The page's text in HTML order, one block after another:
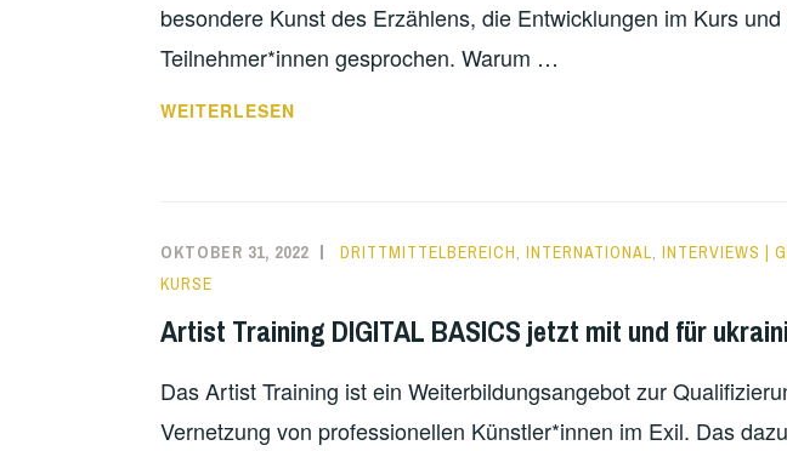
besondere Kunst des Erzählens, die Entwicklungen im Kurs
Teilnehmer*innen gesprochen. Warum …
EIN
DAS
ERZÄHLEN
WEITERLESEN
OKTOBER 31, 2022 DRITTMITTELBEREICH, INTERNATIONAL, INTERVIEWS |
KURSE
Artist Training DIGITAL BASICS jetzt mit und für
Das Artist Training ist ein Weiterbildungsangebot zur
Vernetzung von professionellen Künstler*innen im Exil. Das